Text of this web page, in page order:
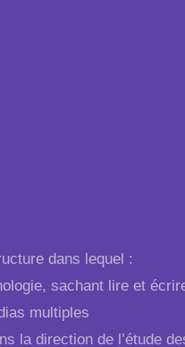
dans lequel :
sachant lire et
multiples
la direction de l’étude